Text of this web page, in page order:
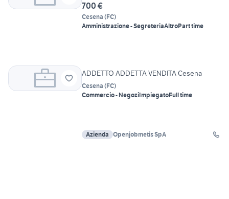
700 €
Cesena (FC)
Amministrazione - SegreteriaAltroPart time
ADDETTO ADDETTA VENDITA Cesena
Cesena (FC)
Commercio - NegoziImpiegatoFull time
Azienda Openjobmetis SpA